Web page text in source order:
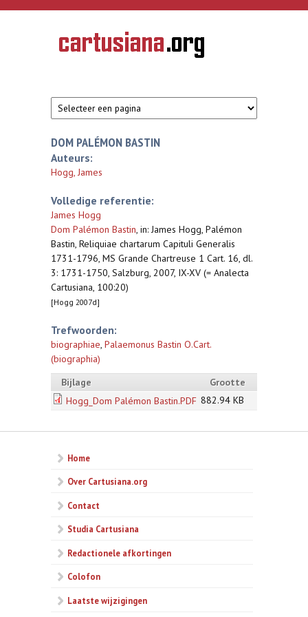
Overslaan en naar de inhoud gaan
CARTUSIANA
Geschiedenis
van de
DOM PALÉMON BASTIN
Auteurs:
Hogg, James
Volledige referentie:
James Hogg
Dom Palémon Bastin, in: James Hogg, Palémon
Bastin, Reliquiae chartarum Capituli Generalis
1731-1796, MS Grande Chartreuse 1 Cart. 16, dl.
3: 1731-1750, Salzburg, 2007, IX-XV (= Analecta
Cartusiana, 100:20)
[Hogg 2007d]
Trefwoorden:
biographiae, Palaemonus Bastin O.Cart.
(biographia)
Bijlage
Grootte
Hogg_Dom Palémon Bastin.PDF 882.94 KB
Home
Over Cartusiana.org
Contact
Studia Cartusiana
Redactionele afkortingen
Colofon
Laatste wijzigingen